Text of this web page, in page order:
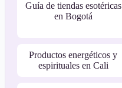
Guía de tiendas esotéricas
en Bogotá
Productos energéticos y
espirituales en Cali